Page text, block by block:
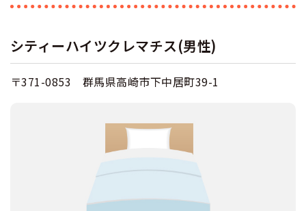
シティーハイツクレマチス(男性)
〒371-0853 群馬県高崎市下中居町39-1